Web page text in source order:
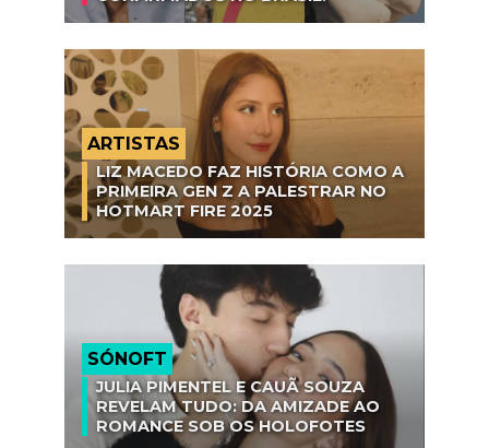
ARTISTAS
LIZ MACEDO FAZ HISTÓRIA COMO A
PRIMEIRA GEN Z A PALESTRAR NO
HOTMART FIRE 2025
SÓNOFT
JULIA PIMENTEL E CAUÃ SOUZA
REVELAM TUDO: DA AMIZADE AO
ROMANCE SOB OS HOLOFOTES